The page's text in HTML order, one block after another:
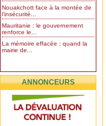
Nouakchott face à la montée de
l’insécurité...
Mauritanie : le gouvernement
renforce le...
La mémoire effacée : quand la
mairie de...
ANNONCEURS